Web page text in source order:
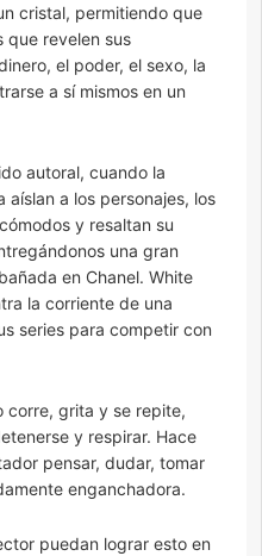
cristal, permitiendo que
que revelen sus
el poder, el sexo, la
a sí mismos en un
autoral, cuando la
a los personajes, los
y resaltan su
una gran
en Chanel. White
la corriente de una
series para competir con
corre, grita y se repite,
y respirar. Hace
pensar, dudar, tomar
enganchadora.
puedan lograr esto en